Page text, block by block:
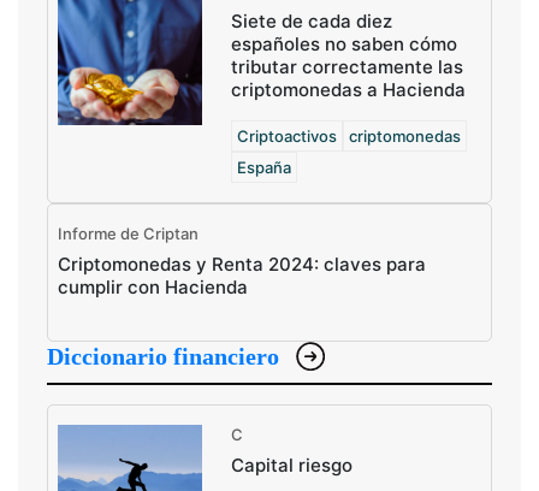
Siete de cada diez
españoles no saben cómo
tributar correctamente las
criptomonedas a Hacienda
Criptoactivos
criptomonedas
España
Informe de Criptan
Criptomonedas y Renta 2024: claves para
cumplir con Hacienda
Diccionario financiero
C
Capital riesgo